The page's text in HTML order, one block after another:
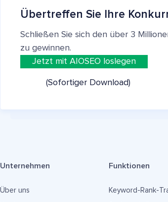
Übertreffen Sie Ihre
Schließen Sie sich den über 3
zu gewinnen.
Jetzt mit AIOSEO loslegen
(Sofortiger Download)
Unternehmen
Über uns
Funktionen
Keyword-Rank-